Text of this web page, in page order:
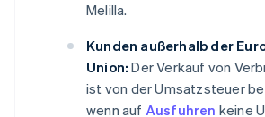
Melilla.
Kunden außerhalb der
Union: Der Verkauf von
ist von der Umsatzsteuer
wenn auf Ausfuhren keine